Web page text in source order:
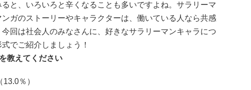
と、いろいろと辛くなることも多いですよね。サラリーマ
ガのストーリーやキャラクターは、働いている人なら共感
回は社会人のみなさんに、好きなサラリーマンキャラにつ
でご紹介しましょう！
教えてください
％）